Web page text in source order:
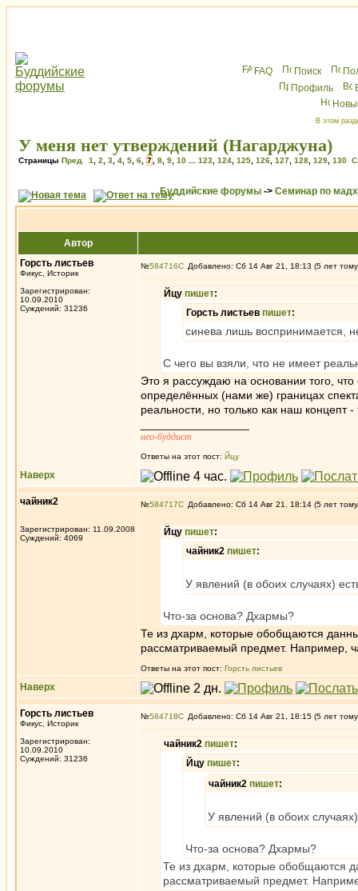
FAQ Поиск
Профиль
В этом
У меня нет утверждений (Нагарджуна)
Страницы Пред. 1 2 3 4 5 6 7 8 9 10 123 124 125 126 127 128 129 130
Буддийские форумы -> Семинар по
Автор
Горсть листьев
Фикус, Историк
Зарегистрирован:
10.09.2010
Суждений: 31236
№584716 Добавлено: Сб 14 Авг 21, 18:13 (5 лет
Йцу пишет:
Горсть листьев пишет:
синева лишь воспринимается,
С чего вы взяли, что не имеет
Это я рассуждаю на основании того,
определённых (нами же) границах
реальности, но только как наш концепт
нео-буддист
Ответы на этот пост: Йцу
Наверх
чайник2
Зарегистрирован: 11.09.2008
Суждений: 4069
№584717 Добавлено: Сб 14 Авг 21, 18:14 (5 лет
Йцу пишет:
чайник2 пишет:
У явлений (в обоих случаях)
Что-за основа? Дхармы?
Те из дхарм, которые обобщаются
рассматриваемый предмет. Например,
Ответы на этот пост: Горсть листьев
Наверх
Горсть листьев
Фикус, Историк
Зарегистрирован:
10.09.2010
Суждений: 31236
№584718 Добавлено: Сб 14 Авг 21, 18:15 (5 лет
чайник2 пишет:
Йцу пишет:
чайник2 пишет:
У явлений (в обоих
Что-за основа? Дхармы?
Те из дхарм, которые обобщаются
рассматриваемый предмет.